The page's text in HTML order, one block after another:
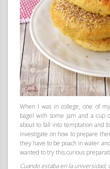
When I was in college, one of
bagel with some jam and a cup
about to fall into temptation and
investigate on how to prepare
they have to be poach in water
wanted to try this curious
Cuando estaba en la